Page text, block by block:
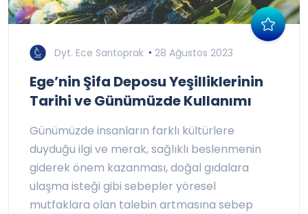
Dyt. Ece Sarıtoprak 28 Ağustos 2023
Ege’nin Şifa Deposu Yeşilliklerinin
Tarihi ve Günümüzde Kullanımı
Günümüzde insanların farklı kültürlere
duyduğu ilgi ve merak, sağlıklı beslenmenin
giderek önem kazanması, doğal gıdalara
ulaşma isteği gibi sebepler yöresel
mutfaklara olan talebin artmasına sebep